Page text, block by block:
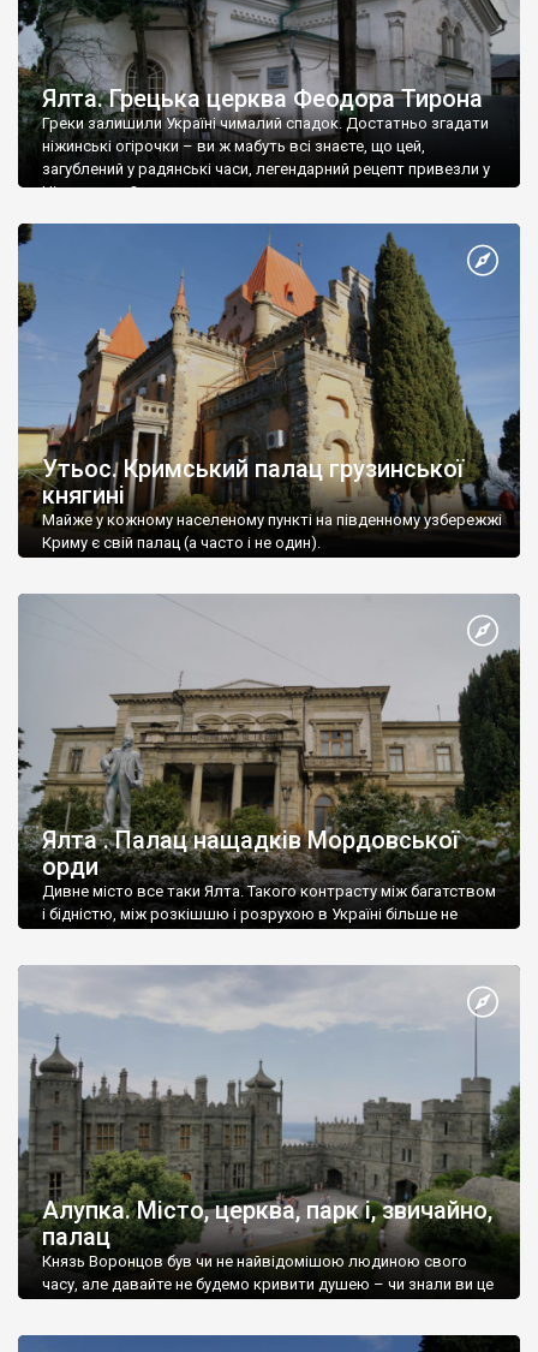
Ялта. Грецька церква Феодора Тирона
Греки залишили Україні чималий спадок. Достатньо згадати
ніжинські огірочки – ви ж мабуть всі знаєте, що цей,
загублений у радянські часи, легендарний рецепт привезли у
Ніжин греки?
Утьос. Кримський палац грузинської
княгині
Майже у кожному населеному пункті на південному узбережжі
Криму є свій палац (а часто і не один).
Ялта . Палац нащадків Мордовської
орди
Дивне місто все таки Ялта. Такого контрасту між багатством
і бідністю, між розкішшю і розрухою в Україні більше не
Алупка. Місто, церква, парк і, звичайно,
палац
Князь Воронцов був чи не найвідомішою людиною свого
часу, але давайте не будемо кривити душею – чи знали ви це